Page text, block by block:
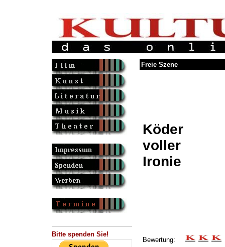
Bitte spenden Sie!
Freie Szene
Köder
voller
Ironie
Bewertung: